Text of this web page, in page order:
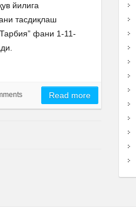
йилига
тасдиқлаш
фани 1-11-
Read more